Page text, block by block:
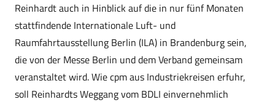
Reinhardt auch in Hinblick auf die in nur fünf Monaten
stattfindende Internationale Luft- und
Raumfahrtausstellung Berlin (ILA) in Brandenburg sein,
die von der Messe Berlin und dem Verband gemeinsam
veranstaltet wird. Wie cpm aus Industriekreisen erfuhr,
soll Reinhardts Weggang vom BDLI einvernehmlich